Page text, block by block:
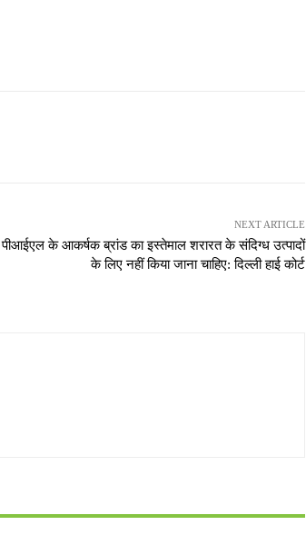
NEXT ARTICLE
पीआईएल के आकर्षक ब्रांड का इस्तेमाल शरारत के संदिग्ध उत्पादों
के लिए नहीं किया जाना चाहिए: दिल्ली हाई कोर्ट